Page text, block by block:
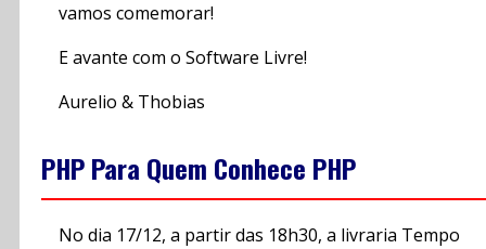
vamos comemorar!
E avante com o Software Livre!
Aurelio & Thobias
PHP Para Quem Conhece PHP
No dia 17/12, a partir das 18h30, a livraria Tempo